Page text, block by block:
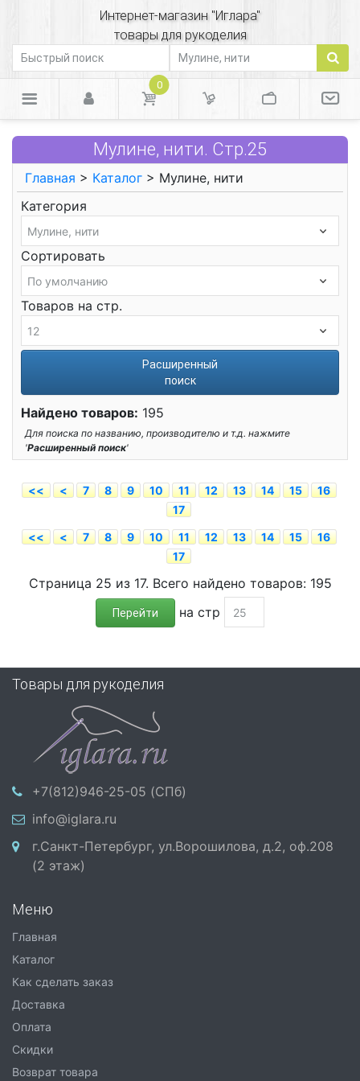
Интернет-магазин "Иглара"
товары для рукоделия
0
Мулине, нити. Стр.25
Главная > Каталог > Мулине, нити
Категория
Сортировать
Товаров на стр.
Расширенный
поиск
Найдено товаров: 195
Для поиска по названию, производителю и т.д. нажмите
'Расширенный поиск'
<< < 7 8 9 10 11 12 13 14 15
16
17
<<
< 7 8 9 10 11 12 13 14 15
16
17
Страница 25 из 17. Всего найдено товаров: 195
Перейти на стр
Товары для рукоделия
+7(812)946-25-05 (СПб)
info@iglara.ru
г.Санкт-Петербург, ул.Ворошилова, д.2, оф.208
(2 этаж)
Меню
Главная
Каталог
Как сделать заказ
Доставка
Оплата
Скидки
Возврат товара